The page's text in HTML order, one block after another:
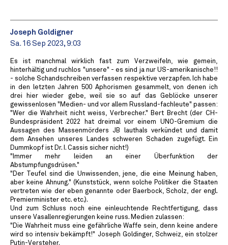
Joseph Goldigner
Sa. 16 Sep 2023, 9:03
Es ist manchmal wirklich fast zum Verzweifeln, wie gemein,
hinterhältig und ruchlos "unsere" - es sind ja nur US-amerikanische!!
- solche Schandschreiben verfassen respektive verzapfen. Ich habe
in den letzten Jahren 500 Aphorismen gesammelt, von denen ich
drei hier wieder gebe, weil sie so auf das Geblöcke unserer
gewissenlosen "Medien- und vor allem Russland-fachleute" passen:
"Wer die Wahrheit nicht weiss, Verbrecher." Bert Brecht (der CH-
Bundespräsident 2022 hat dreimal vor einem UNO-Gremium die
Aussagen des Massenmörders JB lauthals verkündet und damit
dem Ansehen unseres Landes schweren Schaden zugefügt. Ein
Dummkopf ist Dr. I. Cassis sicher nicht!)
"Immer mehr leiden an einer Überfunktion der
Abstumpfungsdrüsen."
"Der Teufel sind die Unwissenden, jene, die eine Meinung haben,
aber keine Ahnung." (Kunststück, wenn solche Politiker die Staaten
vertreten wie der eben genannte oder Baerbock, Scholz, der engl.
Premierminister etc. etc.).
Und zum Schluss noch eine einleuchtende Rechtfertigung, dass
unsere Vasallenregierungen keine russ. Medien zulassen:
"Die Wahrheit muss eine gefährliche Waffe sein, denn keine andere
wird so intensiv bekämpft!" Joseph Goldinger, Schweiz, ein stolzer
Putin-Versteher.